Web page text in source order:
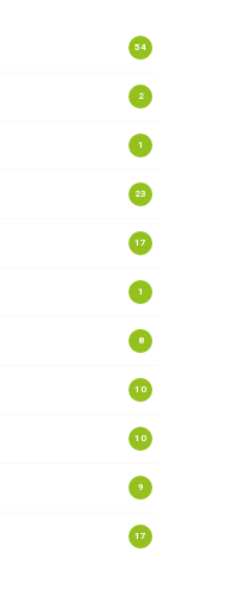
54
2
1
23
17
1
8
10
10
9
17